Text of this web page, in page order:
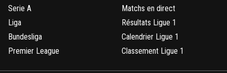
Serie A
Liga
Bundesliga
Premier League
Matchs en direct
Résultats Ligue 1
Calendrier Ligue 1
Classement Ligue 1